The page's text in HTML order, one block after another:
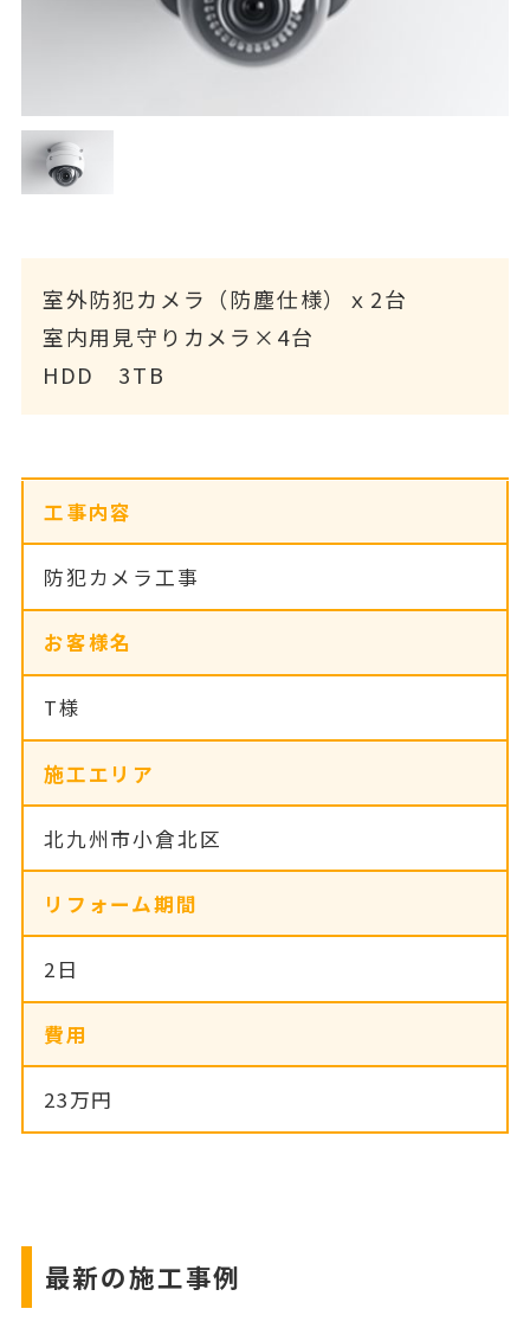
室外防犯カメラ（防塵仕様）ｘ2台
室内用見守りカメラ×4台
HDD 3TB
工事内容
防犯カメラ工事
お客様名
T様
施工エリア
北九州市小倉北区
リフォーム期間
2日
費用
23万円
最新の施工事例